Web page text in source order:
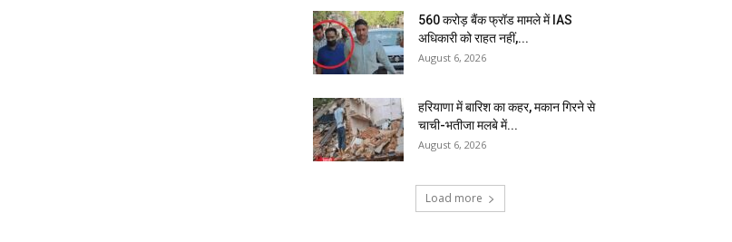
₹560 करोड़ बैंक फ्रॉड मामले में IAS
अधिकारी को राहत नहीं,...
August 6, 2026
हरियाणा में बारिश का कहर, मकान गिरने से
चाची-भतीजा मलबे में...
August 6, 2026
Load more